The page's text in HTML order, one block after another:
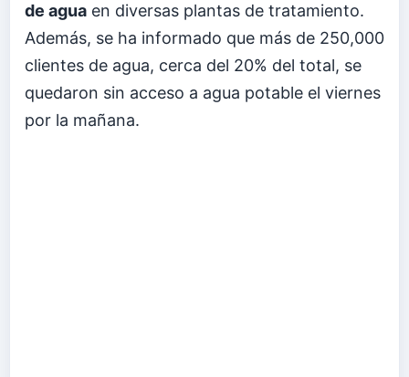
de agua en diversas plantas de tratamiento.
Además, se ha informado que más de 250,000
clientes de agua, cerca del 20% del total, se
quedaron sin acceso a agua potable el viernes
por la mañana.